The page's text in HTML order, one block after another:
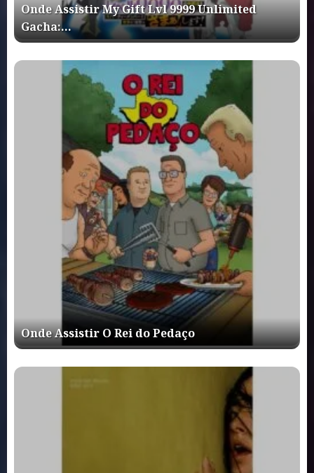
Onde Assistir My Gift Lvl 9999 Unlimited
Gacha:…
Onde Assistir O Rei do Pedaço